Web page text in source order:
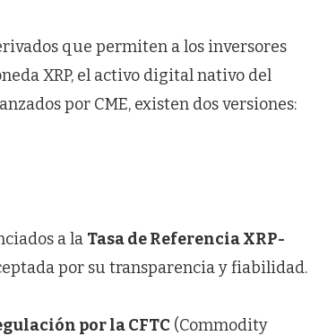
que permiten a los inversores
XRP, el activo digital nativo del
por CME, existen dos versiones:
a la Tasa de Referencia XRP-
por su transparencia y fiabilidad.
por la CFTC (Commodity